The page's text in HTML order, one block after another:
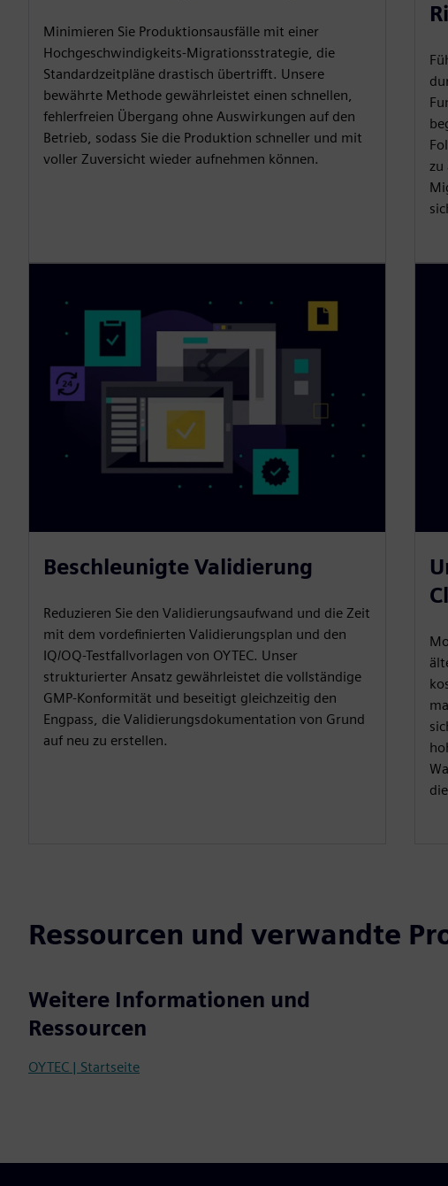
Minimieren Sie Produktionsausfälle mit einer
Hochgeschwindigkeits-Migrationsstrategie, die
Standardzeitpläne drastisch übertrifft. Unsere
bewährte Methode gewährleistet einen schnellen,
fehlerfreien Übergang ohne Auswirkungen auf den
Betrieb, sodass Sie die Produktion schneller und mit
voller Zuversicht wieder aufnehmen können.
zu
Beschleunigte Validierung
Reduzieren Sie den Validierungsaufwand und die Zeit
mit dem vordefinierten Validierungsplan und den
IQ/OQ-Testfallvorlagen von OYTEC. Unser
strukturierter Ansatz gewährleistet die vollständige
GMP-Konformität und beseitigt gleichzeitig den
Engpass, die Validierungsdokumentation von Grund
auf neu zu erstellen.
Ressourcen und verwandte
Weitere Informationen und
Ressourcen
OYTEC | Startseite